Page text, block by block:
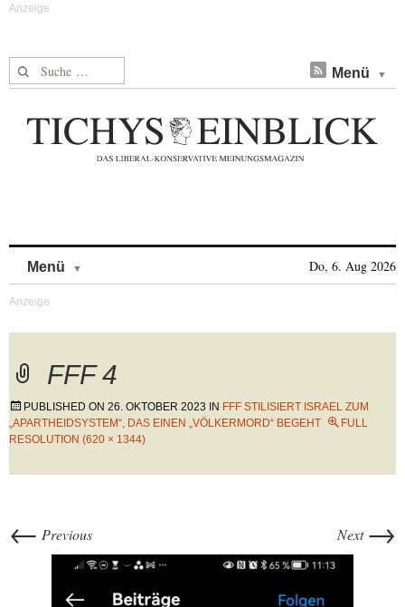
Suche nach: Menü
Menü Do, 6. Aug 2026
FFF 4
PUBLISHED ON 26. OKTOBER 2023 IN FFF STILISIERT ISRAEL ZUM
„APARTHEIDSYSTEM“, DAS EINEN „VÖLKERMORD“ BEGEHT
FULL
RESOLUTION (620 × 1344)
← Previous Next →